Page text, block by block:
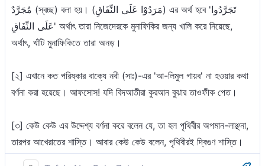
مُجَرَّدٌ (স্বচ্ছ) বলা হয়। (مَرَدُوْا عَلَى النِّفَاقِ) এর অর্থ হবে 'تَجَرَّدُوا
عَلَى النِّفَاقِ' অর্থাৎ তারা নিজেদেরকে মুনাফিকির জন্য খালি করে নিয়েছে,
অর্থাৎ, খাঁটি মুনাফিকিতে তারা অনড়।
[২] এখানে কত পরিষ্কার বাক্যে নবী (সাঃ)-এর 'আ-লিমুল গায়ব' না হওয়ার কথা
বর্ণনা করা হয়েছে। আফসোস! যদি বিদআতীরা কুরআন বুঝার তাওফীক পেত।
[৩] কেউ কেউ এর উদ্দেশ্য বর্ণনা করে বলেন যে, তা হল পৃথিবীর অপমান-লাঞ্ছনা,
তারপর আখেরাতের শাস্তি। আবার কেউ কেউ বলেন, পৃথিবীরই দ্বিগুণ শাস্তি।